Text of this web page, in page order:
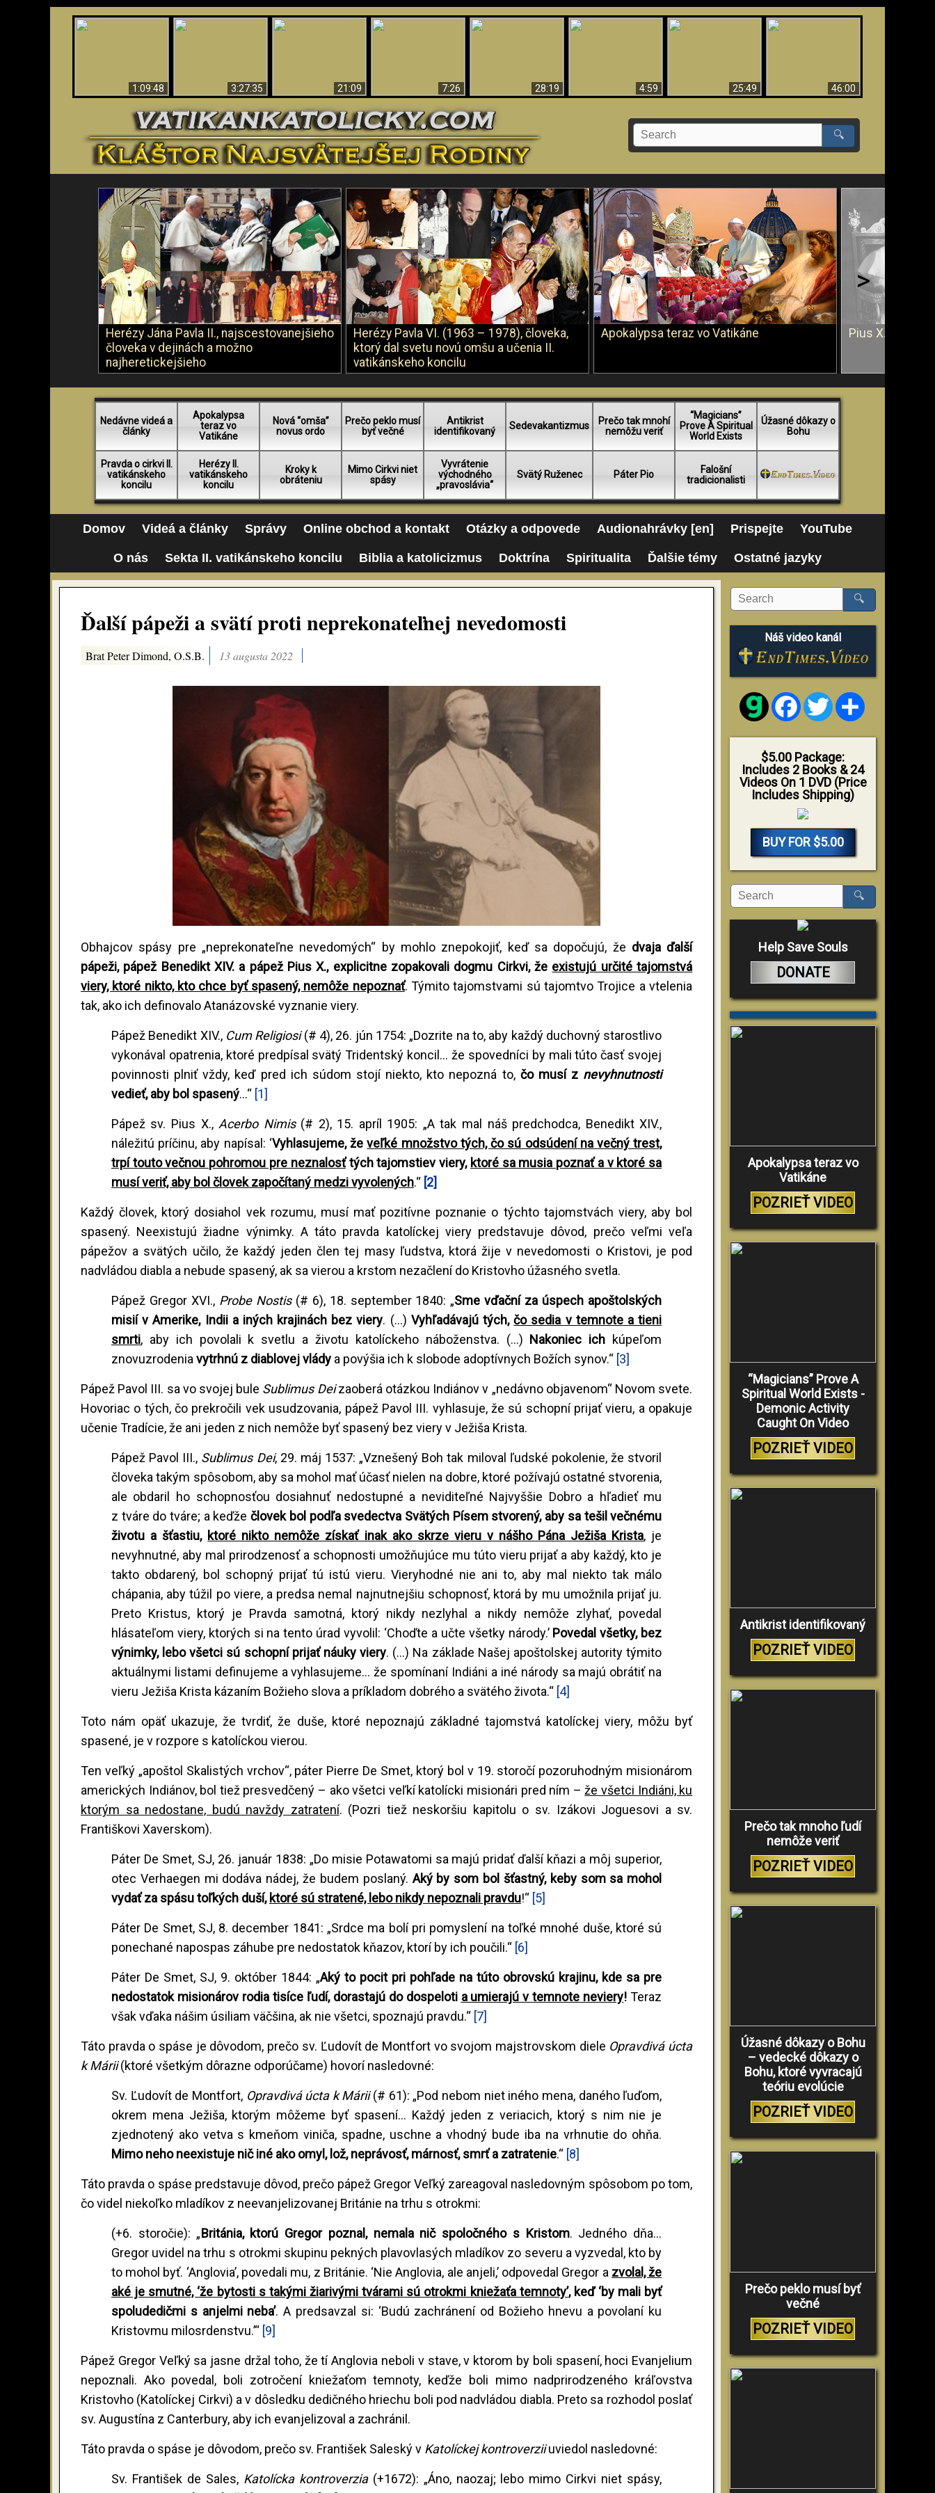
1:09:48 3:27:35
21:09
7:26 28:19
4:59
25:49 46:00
🔍
Herézy Jána Pavla II., najscestovanejšieho
človeka v dejinách a možno
najheretickejšieho
Herézy Pavla VI. (1963 – 1978), človeka,
ktorý dal svetu novú omšu a učenia II.
vatikánskeho koncilu
Apokalypsa teraz vo Vatikáne Pius X. vs. Ján
>
Nedávne videá a
články
Apokalypsa
teraz vo
Vatikáne
Nová “omša”
novus ordo
Prečo peklo musí
byť večné
Antikrist
identifikovaný
Sedevakantizmus
Prečo tak mnohí
nemôžu veriť
“Magicians”
Prove A Spiritual
World Exists
Úžasné dôkazy o
Bohu
Pravda o cirkvi II.
vatikánskeho
koncilu
Herézy II.
vatikánskeho
koncilu
Kroky k
obráteniu
Mimo Cirkvi niet
spásy
Vyvrátenie
východného
„pravoslávia“
Svätý Ruženec Páter Pio
Falošní
tradicionalisti
Domov Videá a články Správy Online obchod a kontakt Otázky a odpovede Audionahrávky [en] Prispejte YouTube
O nás Sekta II. vatikánskeho koncilu Biblia a katolicizmus Doktrína Spiritualita Ďalšie témy Ostatné jazyky
Ďalší pápeži a svätí proti neprekonateľnej nevedomosti
Brat Peter Dimond, O.S.B. 13 augusta 2022
Obhajcov spásy pre „neprekonateľne nevedomých“ by mohlo znepokojiť, keď sa dopočujú, že dvaja ďalší
pápeži, pápež Benedikt XIV. a pápež Pius X., explicitne zopakovali dogmu Cirkvi, že existujú určité tajomstvá
viery, ktoré nikto, kto chce byť spasený, nemôže nepoznať. Týmito tajomstvami sú tajomtvo Trojice a vtelenia
tak, ako ich definovalo Atanázovské vyznanie viery.
Pápež Benedikt XIV., Cum Religiosi(# 4), 26. jún 1754: „Dozrite na to, aby každý duchovný starostlivo
vykonával opatrenia, ktoré predpísal svätý Tridentský koncil... že spovedníci by mali túto časť svojej
povinnosti plniť vždy, keď pred ich súdom stojí niekto, kto nepozná to, čo musí z nevyhnutnosti
vedieť, aby bol spasený...“ [1]
Pápež sv. Pius X.,Acerbo Nimis (# 2), 15. apríl 1905: „A tak mal náš predchodca, Benedikt XIV.,
náležitú príčinu, aby napísal: ‘Vyhlasujeme, ževeľké množstvo tých, čo sú odsúdení na večný trest,
trpí touto večnou pohromou pre neznalosťtých tajomstiev viery, ktoré sa musia poznať a v ktoré sa
musí veriť, aby bol človek započítaný medzi vyvolených.“ [2]
Každý človek, ktorý dosiahol vek rozumu, musí mať pozitívne poznanie o týchto tajomstvách viery, aby bol
spasený. Neexistujú žiadne výnimky. A táto pravda katolíckej viery predstavuje dôvod, prečo veľmi veľa
pápežov a svätých učilo, že každý jeden člen tej masy ľudstva, ktorá žije v nevedomosti o Kristovi, je pod
nadvládou diabla a nebude spasený, ak sa vierou a krstom nezačlení do Kristovho úžasného svetla.
Pápež Gregor XVI., Probe Nostis (# 6), 18. september 1840: „Sme vďační za úspech apoštolských
misií v Amerike, Indii a iných krajinách bez viery. (...) Vyhľadávajú tých,čo sedia v temnote a tieni
smrti, aby ich povolali k svetlu a životu katolíckeho náboženstva. (...) Nakoniec ich kúpeľom
znovuzrodeniavytrhnú z diablovej vládya povýšia ich k slobode adoptívnych Božích synov.“ [3]
Pápež Pavol III. sa vo svojej bule Sublimus Deizaoberá otázkou Indiánov v „nedávno objavenom“ Novom svete.
Hovoriac o tých, čo prekročili vek usudzovania, pápež Pavol III. vyhlasuje, že sú schopní prijať vieru, a opakuje
učenie Tradície, že ani jeden z nich nemôže byť spasený bez viery v Ježiša Krista.
Pápež Pavol III., Sublimus Dei, 29. máj 1537: „Vznešený Boh tak miloval ľudské pokolenie, že stvoril
človeka takým spôsobom, aby sa mohol mať účasť nielen na dobre, ktoré požívajú ostatné stvorenia,
ale obdaril ho schopnosťou dosiahnuť nedostupné a neviditeľné Najvyššie Dobro a hľadieť mu
z tváre do tváre; a keďžečlovek bol podľa svedectva Svätých Písem stvorený, aby sa tešil večnému
životu a šťastiu, ktoré nikto nemôže získať inak ako skrze vieru v nášho Pána Ježiša Krista, je
nevyhnutné, aby mal prirodzenosť a schopnosti umožňujúce mu túto vieru prijať a aby každý, kto je
takto obdarený, bol schopný prijať tú istú vieru. Vieryhodné nie ani to, aby mal niekto tak málo
chápania, aby túžil po viere, a predsa nemal najnutnejšiu schopnosť, ktorá by mu umožnila prijať ju.
Preto Kristus, ktorý je Pravda samotná, ktorý nikdy nezlyhal a nikdy nemôže zlyhať, povedal
hlásateľom viery, ktorých si na tento úrad vyvolil: ‘Choďte a učte všetky národy.’ Povedal všetky, bez
výnimky, lebo všetci sú schopní prijať náuky viery. (...) Na základe Našej apoštolskej autority týmito
aktuálnymi listami definujeme a vyhlasujeme... že spomínaní Indiáni a iné národy sa majú obrátiť na
vieru Ježiša Krista kázaním Božieho slova a príkladom dobrého a svätého života.“ [4]
Toto nám opäť ukazuje, že tvrdiť, že duše, ktoré nepoznajú základné tajomstvá katolíckej viery, môžu byť
spasené, je v rozpore s katolíckou vierou.
Ten veľký „apoštol Skalistých vrchov“, páter Pierre De Smet, ktorý bol v 19. storočí pozoruhodným misionárom
amerických Indiánov, bol tiež presvedčený – ako všetci veľkí katolícki misionári pred ním –že všetci Indiáni, ku
ktorým sa nedostane, budú navždy zatratení. (Pozri tiež neskoršiu kapitolu o sv. Izákovi Joguesovi a sv.
Františkovi Xaverskom).
Páter De Smet, SJ, 26. január 1838: „Do misie Potawatomi sa majú pridať ďalší kňazi a môj superior,
otec Verhaegen mi dodáva nádej, že budem poslaný.Aký by som bol šťastný, keby som sa mohol
vydať za spásu toľkých duší, ktoré sú stratené, lebo nikdy nepoznali pravdu!“ [5]
Páter De Smet, SJ, 8. december 1841: „Srdce ma bolí pri pomyslení na toľké mnohé duše, ktoré sú
ponechané napospas záhube pre nedostatok kňazov, ktorí by ich poučili.“ [6]
Páter De Smet, SJ, 9. október 1844: „Aký to pocit pri pohľade na túto obrovskú krajinu, kde sa pre
nedostatok misionárov rodia tisíce ľudí, dorastajú do dospeloti a umierajú v temnote neviery!Teraz
však vďaka nášim úsiliam väčšina, ak nie všetci, spoznajú pravdu.“ [7]
Táto pravda o spáse je dôvodom, prečo sv. Ľudovít de Montfort vo svojom majstrovskom diele Opravdivá úcta
k Márii(ktoré všetkým dôrazne odporúčame) hovorí nasledovné:
Sv. Ľudovít de Montfort, Opravdivá úcta k Márii(# 61): „Pod nebom niet iného mena, daného ľuďom,
okrem mena Ježiša, ktorým môžeme byť spasení... Každý jeden z veriacich, ktorý s nim nie je
zjednotený ako vetva s kmeňom viniča, spadne, uschne a vhodný bude iba na vrhnutie do ohňa.
Mimo neho neexistuje nič iné ako omyl, lož, neprávosť, márnosť, smrť a zatratenie.“ [8]
Táto pravda o spáse predstavuje dôvod, prečo pápež Gregor Veľký zareagoval nasledovným spôsobom po tom,
čo videl niekoľko mladíkov z neevanjelizovanej Británie na trhu s otrokmi:
(+6. storočie): „Británia, ktorú Gregor poznal, nemala nič spoločného s Kristom. Jedného dňa...
Gregor uvidel na trhu s otrokmi skupinu pekných plavovlasých mladíkov zo severu a vyzvedal, kto by
to mohol byť. ‘Anglovia’, povedali mu, z Británie. ‘Nie Anglovia, ale anjeli,’ odpovedal Gregor a zvolal, že
aké je smutné, ‘že bytosti s takými žiarivými tvárami sú otrokmi kniežaťa temnoty’, keď ‘by mali byť
spoludedičmi s anjelmi neba’. A predsavzal si: ‘Budú zachránení od Božieho hnevu a povolaní ku
Kristovmu milosrdenstvu.’“ [9]
Pápež Gregor Veľký sa jasne držal toho, že tí Anglovia neboli v stave, v ktorom by boli spasení, hoci Evanjelium
nepoznali. Ako povedal, boli zotročení kniežaťom temnoty, keďže boli mimo nadprirodzeného kráľovstva
Kristovho (Katolíckej Cirkvi) a v dôsledku dedičného hriechu boli pod nadvládou diabla. Preto sa rozhodol poslať
sv. Augustína z Canterbury, aby ich evanjelizoval a zachránil.
Táto pravda o spáse je dôvodom, prečo sv. František Saleský v Katolíckej kontroverziiuviedol nasledovné:
Sv. František de Sales, Katolícka kontroverzia (+1672): „Áno, naozaj; lebo mimo Cirkvi niet spásy,
🔍
Náš video kanál
FacebookTwitter
$5.00 Package:
Includes 2 Books & 24
Videos On 1 DVD (Price
Includes Shipping)
BUY FOR $5.00
🔍
Help Save Souls
DONATE
Apokalypsa teraz vo
Vatikáne
POZRIEŤ VIDEO
“Magicians” Prove A
Spiritual World Exists -
Demonic Activity
Caught On Video
POZRIEŤ VIDEO
Antikrist identifikovaný
POZRIEŤ VIDEO
Prečo tak mnoho ľudí
nemôže veriť
POZRIEŤ VIDEO
Úžasné dôkazy o Bohu
– vedecké dôkazy o
Bohu, ktoré vyvracajú
teóriu evolúcie
POZRIEŤ VIDEO
Prečo peklo musí byť
večné
POZRIEŤ VIDEO